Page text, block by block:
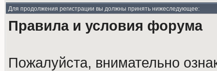
Для продолжения регистрации вы должны принять нижеследующее:
Правила и условия форума
Пожалуйста, внимательно